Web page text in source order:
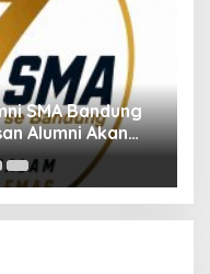
Perlu
Politik